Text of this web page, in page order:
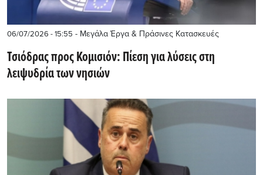
06/07/2026 - 15:55 - Μεγάλα Έργα & Πράσινες Κατασκευές
Τσιόδρας προς Κομισιόν: Πίεση για λύσεις στη
λειψυδρία των νησιών